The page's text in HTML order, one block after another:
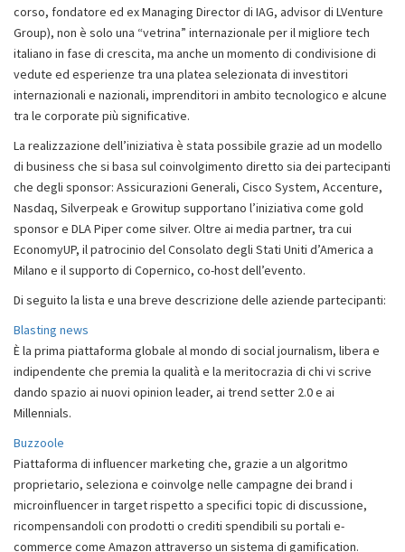
corso, fondatore ed ex Managing Director di IAG, advisor di LVenture
Group), non è solo una “vetrina” internazionale per il migliore tech
italiano in fase di crescita, ma anche un momento di condivisione di
vedute ed esperienze tra una platea selezionata di investitori
internazionali e nazionali, imprenditori in ambito tecnologico e alcune
tra le corporate più significative.
La realizzazione dell’iniziativa è stata possibile grazie ad un modello
di business che si basa sul coinvolgimento diretto sia dei partecipanti
che degli sponsor: Assicurazioni Generali, Cisco System, Accenture,
Nasdaq, Silverpeak e Growitup supportano l’iniziativa come gold
sponsor e DLA Piper come silver. Oltre ai media partner, tra cui
EconomyUP, il patrocinio del Consolato degli Stati Uniti d’America a
Milano e il supporto di Copernico, co-host dell’evento.
Di seguito la lista e una breve descrizione delle aziende partecipanti:
Blasting news
È la prima piattaforma globale al mondo di social journalism, libera e
indipendente che premia la qualità e la meritocrazia di chi vi scrive
dando spazio ai nuovi opinion leader, ai trend setter 2.0 e ai
Millennials.
Buzzoole
Piattaforma di influencer marketing che, grazie a un algoritmo
proprietario, seleziona e coinvolge nelle campagne dei brand i
microinfluencer in target rispetto a specifici topic di discussione,
ricompensandoli con prodotti o crediti spendibili su portali e-
commerce come Amazon attraverso un sistema di gamification.